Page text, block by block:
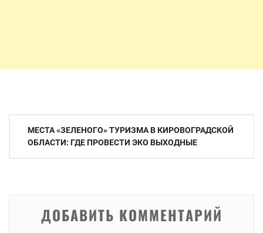
Навигация
МЕСТА «ЗЕЛЕНОГО» ТУРИЗМА В КИРОВОГРАДСКОЙ
ОБЛАСТИ: ГДЕ ПРОВЕСТИ ЭКО ВЫХОДНЫЕ
ДОБАВИТЬ КОММЕНТАРИЙ